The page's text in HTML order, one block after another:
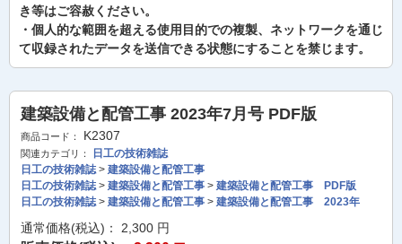
き等はご容赦ください。
・個人的な範囲を超える使用目的での複製、ネットワークを通じ
て収録されたデータを送信できる状態にすることを禁じます。
建築設備と配管工事 2023年7月号 PDF版
商品コード： K2307
関連カテゴリ：
日工の技術雑誌
日工の技術雑誌> 建築設備と配管工事
日工の技術雑誌> 建築設備と配管工事 > 建築設備と配管工事 PDF版
日工の技術雑誌> 建築設備と配管工事 > 建築設備と配管工事 2023年
通常価格(税込)： 2,300 円